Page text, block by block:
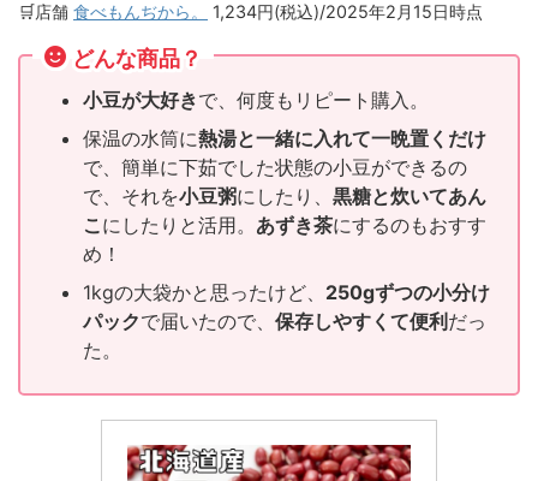
🛒店舗 食べもんぢから。 1,234円(税込)/2025年2月15日時点
どんな商品？
小豆が大好きで、何度もリピート購入。
保温の水筒に熱湯と一緒に入れて一晩置くだけ
で、簡単に下茹でした状態の小豆ができるの
で、それを小豆粥にしたり、 黒糖と炊いてあん
こにしたりと活用。 あずき茶にするのもおすす
め！
1kgの大袋かと思ったけど、 250gずつの小分け
パックで届いたので、 保存しやすくて便利 だっ
た。